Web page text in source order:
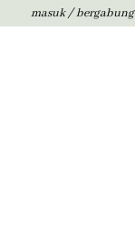
masuk / bergabung